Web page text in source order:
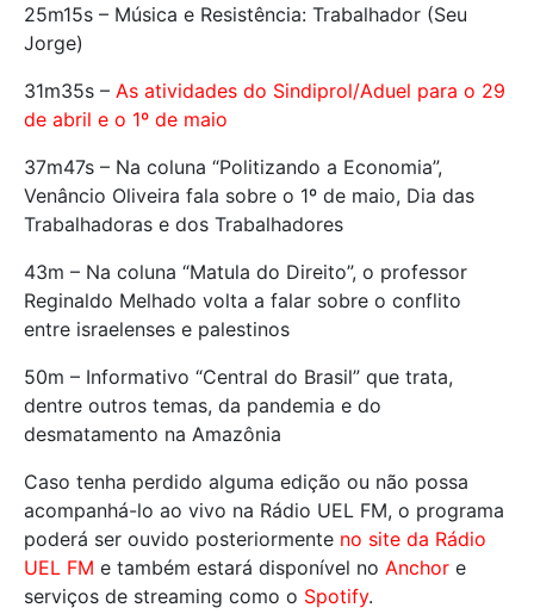
25m15s – Música e Resistência: Trabalhador (Seu
Jorge)
31m35s – As atividades do Sindiprol/Aduel para o 29
de abril e o 1º de maio
37m47s – Na coluna “Politizando a Economia”,
Venâncio Oliveira fala sobre o 1º de maio, Dia das
Trabalhadoras e dos Trabalhadores
43m – Na coluna “Matula do Direito”, o professor
Reginaldo Melhado volta a falar sobre o conflito
entre israelenses e palestinos
50m – Informativo “Central do Brasil” que trata,
dentre outros temas, da pandemia e do
desmatamento na Amazônia
Caso tenha perdido alguma edição ou não possa
acompanhá-lo ao vivo na Rádio UEL FM, o programa
poderá ser ouvido posteriormente no site da Rádio
UEL FM e também estará disponível no Anchor e
serviços de streaming como o Spotify.